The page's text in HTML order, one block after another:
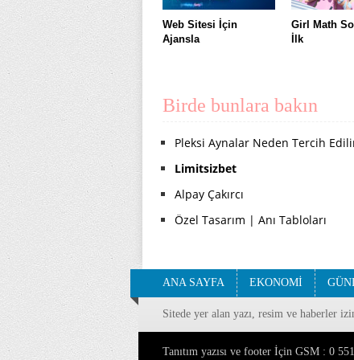
Web Sitesi İçin
Ajansla
Girl Math
İlk
Birde bunlara bakın
Pleksi Aynalar Neden Tercih
Limitsizbet
Alpay Çakırcı
Özel Tasarım | Anı Tabloları
ANA SAYFA EKONOMİ
Sitede yer alan yazı, resim ve haberler
Tanıtım yazısı ve footer İçin GSM : 0